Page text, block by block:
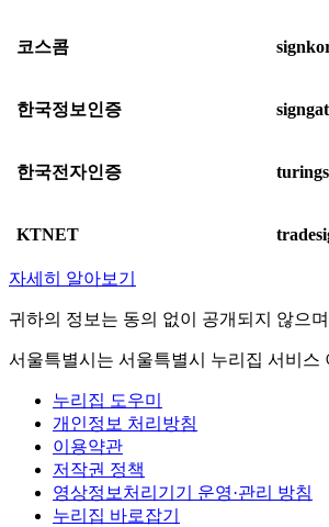
코스콤
한국정보인증
한국전자인증
KTNET
자세히 알아보기
귀하의 정보는 동의 없이 공개되지 않으
서울특별시는 서울특별시 누리집 서비
누리집 도우미
개인정보 처리방침
이용약관
저작권 정책
영상정보처리기기 운영·관리 방침
누리집 바로잡기